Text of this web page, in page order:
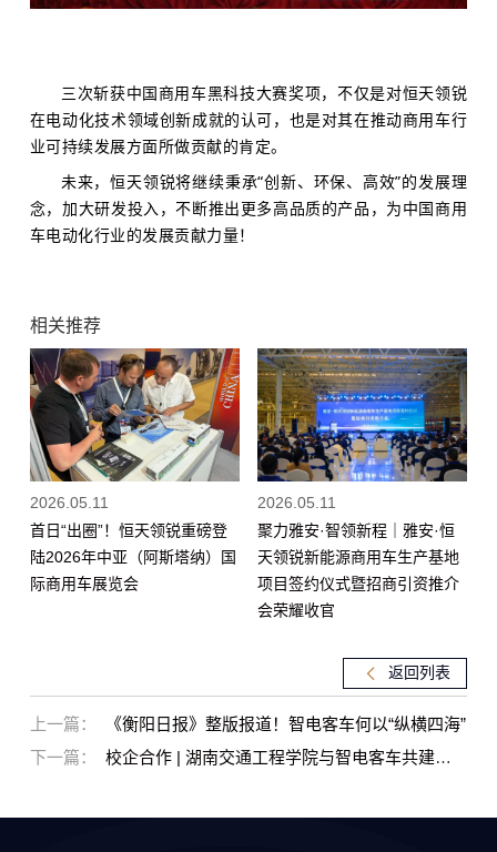
三次斩获中国商用车黑科技大赛奖项，不仅是对恒天领锐
在电动化技术领域创新成就的认可，也是对其在推动商用车行
业可持续发展方面所做贡献的肯定。
未来，恒天领锐将继续秉承“创新、环保、高效”的发展理
念，加大研发投入，不断推出更多高品质的产品，为中国商用
车电动化行业的发展贡献力量！
相关推荐
2026.05.11
首日“出圈”！恒天领锐重磅登
陆2026年中亚（阿斯塔纳）国
际商用车展览会
2026.05.11
聚力雅安·智领新程｜雅安·恒
天领锐新能源商用车生产基地
项目签约仪式暨招商引资推介
会荣耀收官
返回列表
上一篇：
《衡阳日报》整版报道！智电客车何以“纵横四海”
下一篇：
校企合作 | 湖南交通工程学院与智电客车共建人